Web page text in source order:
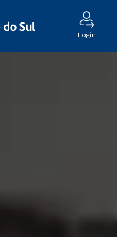
Login